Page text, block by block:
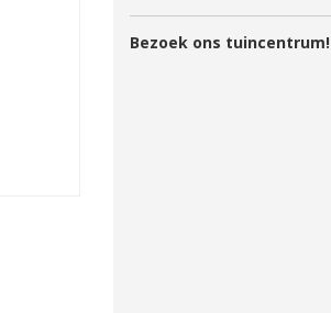
Bezoek ons tuincentrum!